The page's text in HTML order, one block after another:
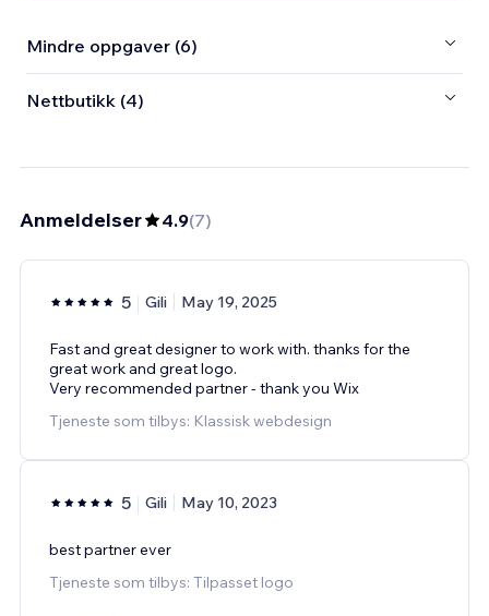
Mindre oppgaver (6)
Nettbutikk (4)
Anmeldelser 4.9(7)
5 Gili May 19, 2025
Fast and great designer to work with. thanks for the
great work and great logo.
Very recommended partner - thank you Wix
Tjeneste som tilbys: Klassisk webdesign
5 Gili May 10, 2023
best partner ever
Tjeneste som tilbys: Tilpasset logo